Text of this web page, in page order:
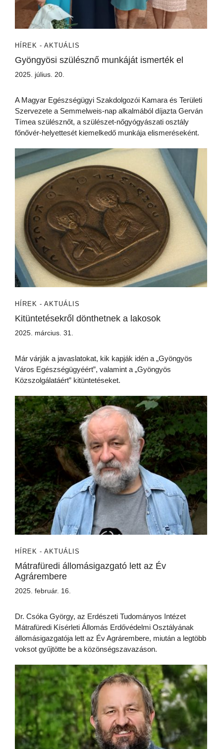
HÍREK - AKTUÁLIS
Gyöngyösi szülésznő munkáját ismerték el
2025. július. 20.
A Magyar Egészségügyi Szakdolgozói Kamara és Területi
Szervezete a Semmelweis-nap alkalmából díjazta Gerván
Tímea szülésznőt, a szülészet-nőgyógyászati osztály
főnővér-helyettesét kiemelkedő munkája elismeréseként.
HÍREK - AKTUÁLIS
Kitüntetésekről dönthetnek a lakosok
2025. március. 31.
Már várják a javaslatokat, kik kapják idén a „Gyöngyös
Város Egészségügyéért”, valamint a „Gyöngyös
Közszolgálatáért” kitüntetéseket.
HÍREK - AKTUÁLIS
Mátrafüredi állomásigazgató lett az Év
Agrárembere
2025. február. 16.
Dr. Csóka György, az Erdészeti Tudományos Intézet
Mátrafüredi Kísérleti Állomás Erdővédelmi Osztályának
állomásigazgatója lett az Év Agrárembere, miután a legtöbb
voksot gyűjtötte be a közönségszavazáson.